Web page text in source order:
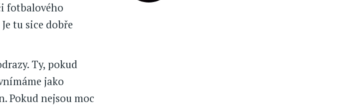
fotbalového
tu sice dobře
Ty, pokud
jako
Pokud nejsou moc